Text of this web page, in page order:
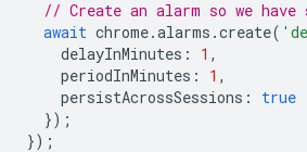
// Create an alarm so we
await chrome.alarms .create(
delayInMinutes : 1 ,
periodInMinutes : 1 ,
persistAcrossSessions :
true
});
});